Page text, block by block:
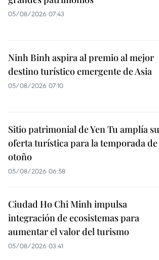
05/08/2026 07:43
Ninh Binh aspira al premio al mejor
destino turístico emergente de Asia
05/08/2026 07:10
Sitio patrimonial de Yen Tu amplía su
oferta turística para la temporada de
otoño
05/08/2026 06:58
Ciudad Ho Chi Minh impulsa
integración de ecosistemas para
aumentar el valor del turismo
05/08/2026 03:41